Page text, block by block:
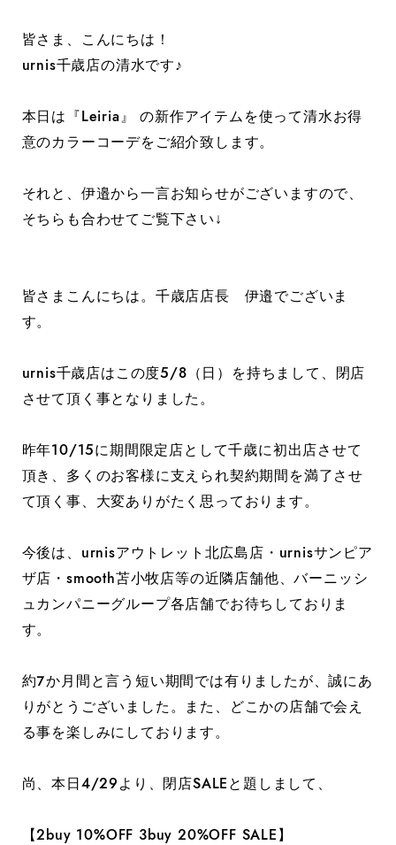
皆さま、こんにちは！
urnis千歳店の清水です♪
本日は『Leiria』 の新作アイテムを使って清水お得
意のカラーコーデをご紹介致します。
それと、伊邉から一言お知らせがございますので、
そちらも合わせてご覧下さい↓
皆さまこんにちは。千歳店店長 伊邉でございま
す。
urnis千歳店はこの度5/8（日）を持ちまして、閉店
させて頂く事となりました。
昨年10/15に期間限定店として千歳に初出店させて
頂き、多くのお客様に支えられ契約期間を満了させ
て頂く事、大変ありがたく思っております。
今後は、urnisアウトレット北広島店・urnisサンピア
ザ店・smooth苫小牧店等の近隣店舗他、バーニッシ
ュカンパニーグループ各店舗でお待ちしておりま
す。
約７か月間と言う短い期間では有りましたが、誠にあ
りがとうございました。また、どこかの店舗で会え
る事を楽しみにしております。
尚、本日4/29より、閉店SALEと題しまして、
【2buy 10%OFF 3buy 20%OFF SALE】